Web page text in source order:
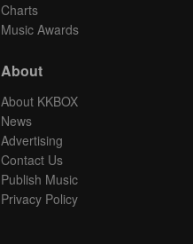
Charts
Music Awards
About
About KKBOX
News
Advertising
Contact Us
Publish Music
Privacy Policy